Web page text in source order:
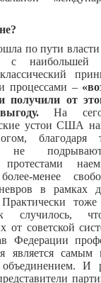
по пути
наибольшей
процессами –
и получили от
На
устои США
благодаря
не
протестами
более-менее
в рамках
случилось,
от советской
Федерации
является самым
И